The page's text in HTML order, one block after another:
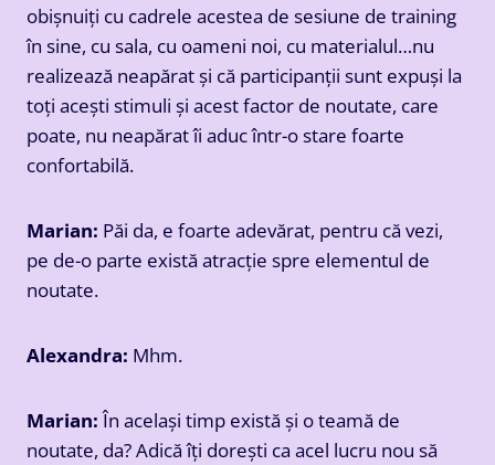
obișnuiți cu cadrele acestea de sesiune de training
în sine, cu sala, cu oameni noi, cu materialul…nu
realizează neapărat și că participanții sunt expuși la
toți acești stimuli și acest factor de noutate, care
poate, nu neapărat îi aduc într-o stare foarte
confortabilă.
Marian: Păi da, e foarte adevărat, pentru că vezi,
pe de-o parte există atracție spre elementul de
noutate.
Alexandra: Mhm.
Marian:În același timp există și o teamă de
noutate, da? Adică îți dorești ca acel lucru nou să